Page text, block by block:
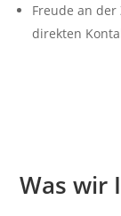
Freude an
direkten
Was wir